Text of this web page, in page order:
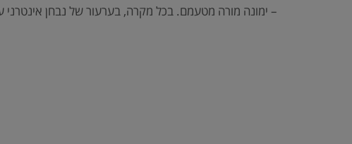
– ימונה מורה מטעמם. בכל מקרה, בערעור של נבחן